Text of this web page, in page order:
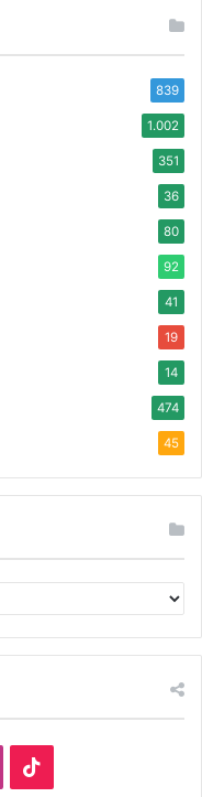
839
1.002
351
36
80
92
41
19
14
474
45